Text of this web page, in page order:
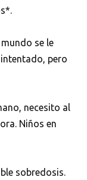
se le
pero
necesito al
Niños en
sobredosis.